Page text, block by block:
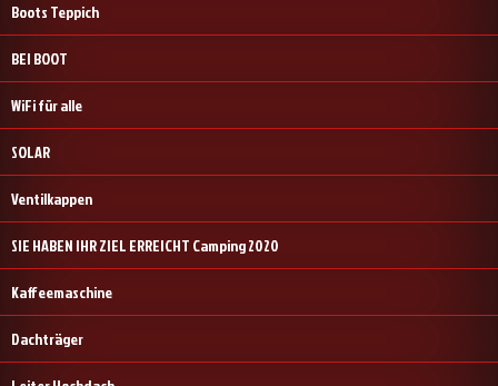
Boots Teppich
BEI BOOT
WiFi für alle
SOLAR
Ventilkappen
SIE HABEN IHR ZIEL ERREICHT Camping 2020
Kaffeemaschine
Dachträger